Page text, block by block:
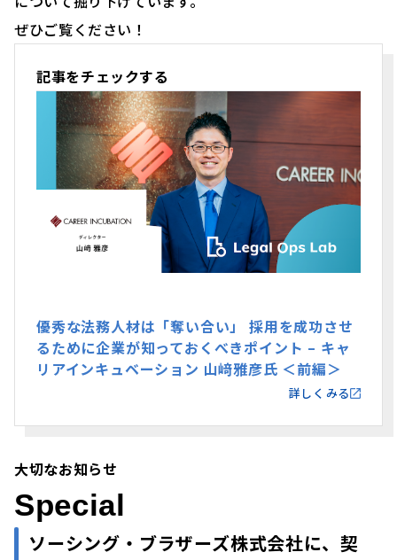
ぜひご覧ください！
記事をチェックする
優秀な法務人材は「奪い合い」 採用を成功させ
るために企業が知っておくべきポイント – キャ
リアインキュベーション 山﨑雅彦氏 ＜前編＞
詳しくみる
大切なお知らせ
Special
ソーシング・ブラザーズ株式会社に、契